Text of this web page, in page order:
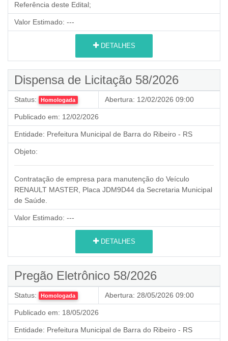
Referência deste Edital;
Valor Estimado: ---
DETALHES
Dispensa de Licitação 58/2026
Status: Homologada Abertura: 12/02/2026 09:00
Publicado em: 12/02/2026
Entidade: Prefeitura Municipal de Barra do Ribeiro - RS
Objeto:
Contratação de empresa para manutenção do Veículo
RENAULT MASTER, Placa JDM9D44 da Secretaria Municipal
de Saúde.
Valor Estimado: ---
DETALHES
Pregão Eletrônico 58/2026
Status: Homologada Abertura: 28/05/2026 09:00
Publicado em: 18/05/2026
Entidade: Prefeitura Municipal de Barra do Ribeiro - RS